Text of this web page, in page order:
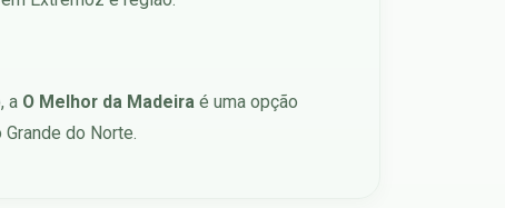
a O Melhor da Madeira é uma opção
do Norte.